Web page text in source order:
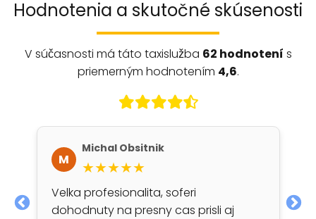
Hodnotenia a skutočné skúsenosti
V súčasnosti má táto taxislužba 62 hodnotení s
priemerným hodnotením 4,6.
M
Michal Obsitnik
★★★★★
Velka profesionalita, soferi
dohodnuty na presny cas prisli aj